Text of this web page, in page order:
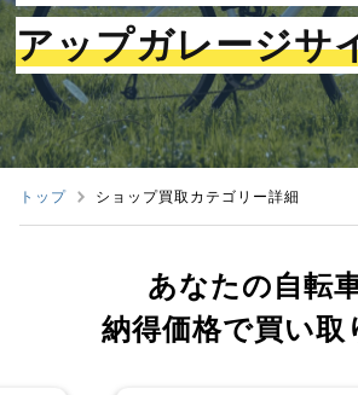
アップガレージサ
トップ ショップ買取カテゴリー詳細
あなたの自転車
納得価格で買い取